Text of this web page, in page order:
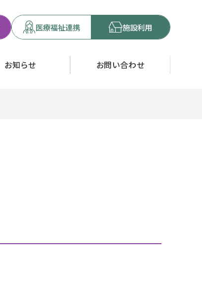
医療福祉連携 施設利用
お知らせ お問い合わせ